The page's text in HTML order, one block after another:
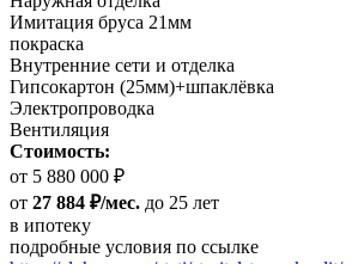
Имитация бруса 21мм
покраска
Внутренние сети и отделка
Гипсокартон (25мм)+шпаклёвка
Электропроводка
Вентиляция
Стоимость:
от 5 880 000 ₽
от 27 884 ₽/мес. до 25 лет
в ипотеку
подробные условия по ссылке